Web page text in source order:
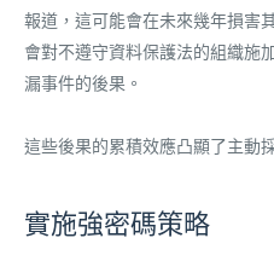
報道，這可能會在未來幾年損害
會對不遵守資料保護法的組織施
漏事件的後果。
這些後果的累積效應凸顯了主動
實施強密碼策略